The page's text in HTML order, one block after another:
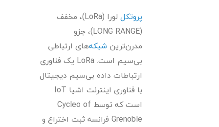
پروتکل
‌ لورا (LoRa)، مخفف
(LONG RANGE)، جزو
مدرن‌ترین شبکه‌های ارتباطی
بی‌سیم است. LoRa یک فناوری
ارتباطات داده بی‌سیم دیجیتال
با فناوری اینترنت اشیا IoT
است که توسط Cycleo of
Grenoble فرانسه ثبت اختراع و